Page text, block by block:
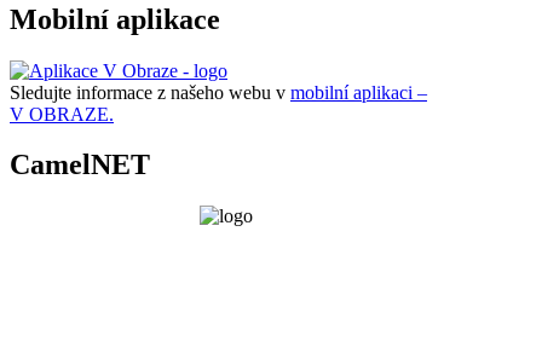
Mobilní aplikace
Sledujte informace z našeho webu v mobilní aplikaci –
V OBRAZE.
CamelNET